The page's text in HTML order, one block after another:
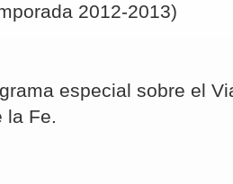
2012-2013)
especial sobre el
la Fe.